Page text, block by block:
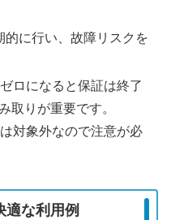
的に行い、故障リスクを
ロになると保証は終了
取りが重要です。
対象外なので注意が必
な利用例